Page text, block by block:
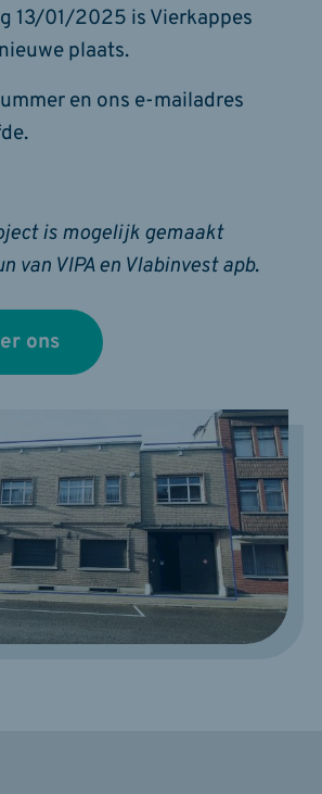
13/01/2025 is Vierkappes
plaats.
en ons e-mailadres
is mogelijk gemaakt
van VIPA en Vlabinvest apb.
ons